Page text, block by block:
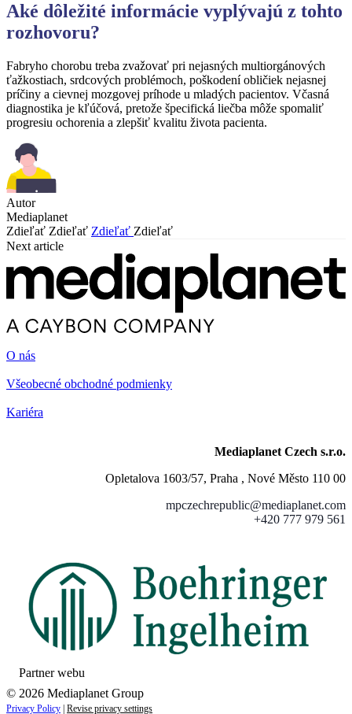
Aké dôležité informácie vyplývajú z tohto
rozhovoru?
Fabryho chorobu treba zvažovať pri nejasných multiorgánových
ťažkostiach, srdcových problémoch, poškodení obličiek nejasnej
príčiny a cievnej mozgovej príhode u mladých pacientov. Včasná
diagnostika je kľúčová, pretože špecifická liečba môže spomaliť
progresiu ochorenia a zlepšiť kvalitu života pacienta.
Autor
Mediaplanet
Zdieľať Zdieľať Zdieľať Zdieľať
Next article
O nás
Všeobecné obchodné podmienky
Kariéra
Mediaplanet Czech s.r.o.
Opletalova 1603/57, Praha , Nové Město 110 00
mpczechrepublic@mediaplanet.com
+420 777 979 561
Partner webu
© 2026 Mediaplanet Group
Privacy Policy Revise privacy settings